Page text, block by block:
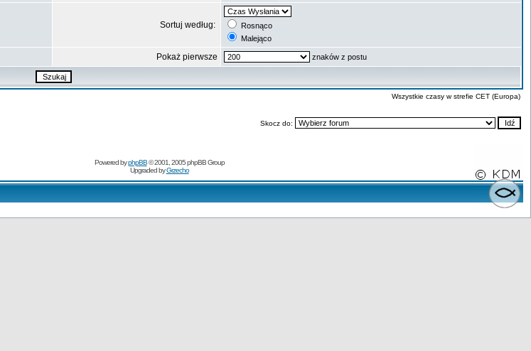
Sortuj według:
Rosnąco
Malejąco
Pokaż pierwsze znaków z postu
Wszystkie czasy w strefie CET (Europa)
Skocz do:
Powered byphpBB© 2001, 2005 phpBB Group
Upgraded byGrzecho